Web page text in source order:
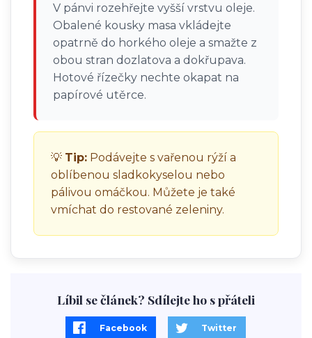
V pánvi rozehřejte vyšší vrstvu oleje.
Obalené kousky masa vkládejte
opatrně do horkého oleje a smažte z
obou stran dozlatova a dokřupava.
Hotové řízečky nechte okapat na
papírové utěrce.
💡 Tip: Podávejte s vařenou rýží a
oblíbenou sladkokyselou nebo
pálivou omáčkou. Můžete je také
vmíchat do restované zeleniny.
Líbil se článek? Sdílejte ho s přáteli
Facebook Twitter